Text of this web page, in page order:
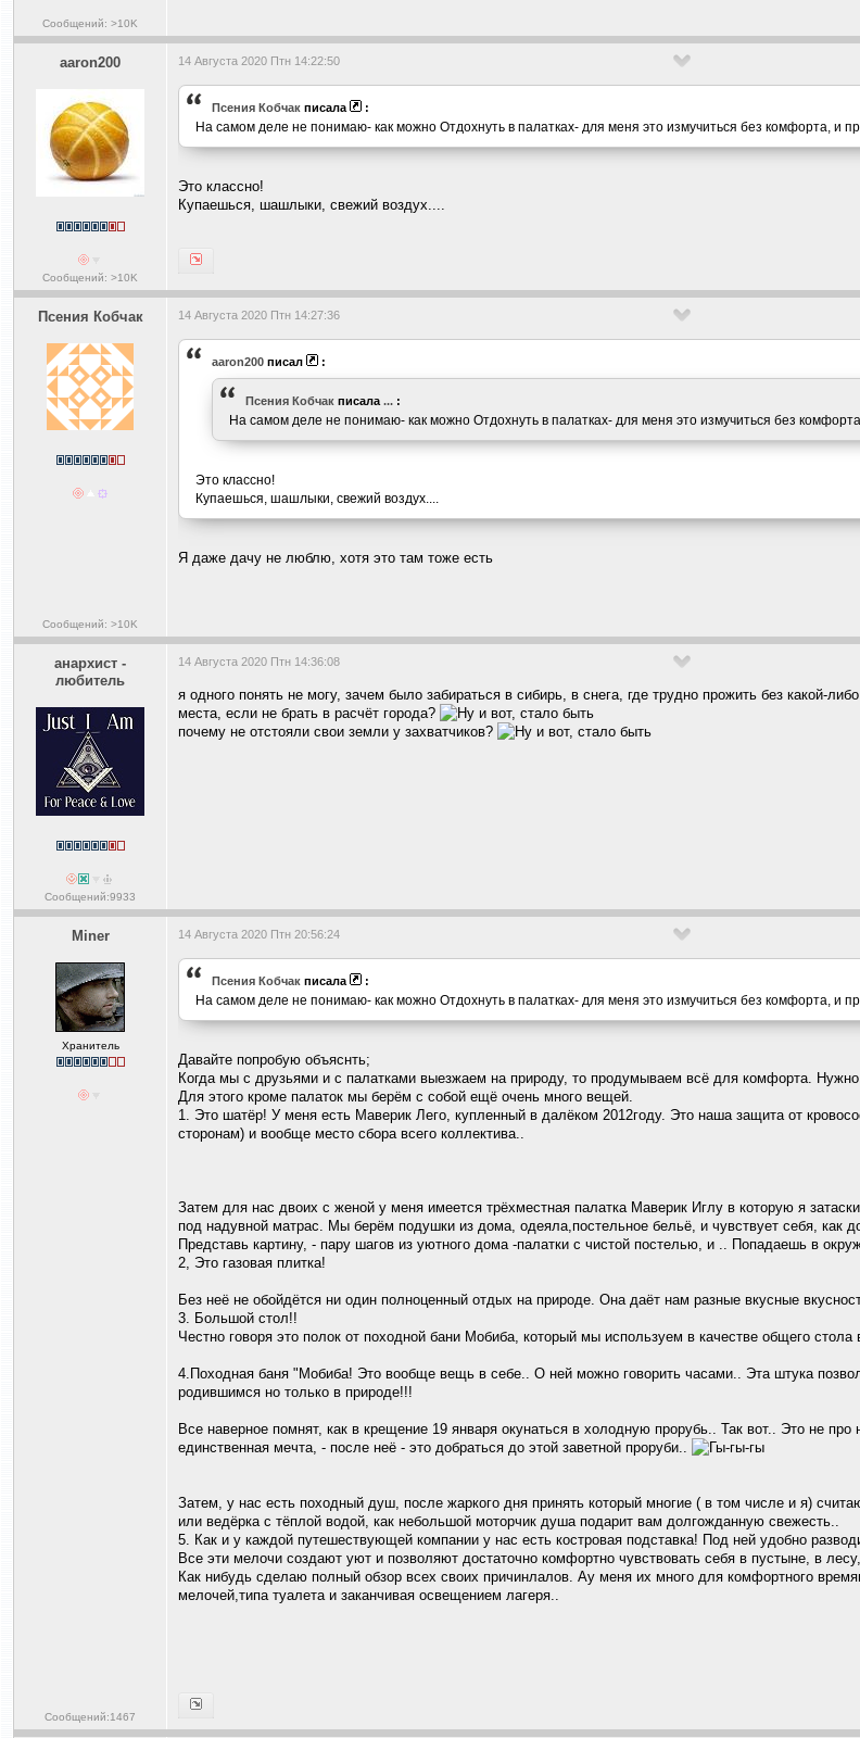
Сообщений: >10K
aaron200
Сообщений: >10K
14 Августа 2020 Птн 14:22:50
Псения Кобчак писала :
На самом деле не понимаю- как можно Отдохнуть в палатках- для меня это измучиться без комфорта, и
Это классно!
Купаешься, шашлыки, свежий воздух....
Псения Кобчак
Сообщений: >10K
14 Августа 2020 Птн 14:27:36
aaron200 писал :
Псения Кобчак писала ... :
На самом деле не понимаю- как можно Отдохнуть в палатках- для меня это измучиться без
Это классно!
Купаешься, шашлыки, свежий воздух....
Я даже дачу не люблю, хотя это там тоже есть
анархист -
любитель
Сообщений:9933
14 Августа 2020 Птн 14:36:08
я одного понять не могу, зачем было забираться в сибирь, в снега, где трудно прожить без какой-
места, если не брать в расчёт города?
почему не отстояли свои земли у захватчиков?
Miner
Хранитель
Сообщений:1467
14 Августа 2020 Птн 20:56:24
Псения Кобчак писала :
На самом деле не понимаю- как можно Отдохнуть в палатках- для меня это измучиться без комфорта, и
Давайте попробую объяснть;
Когда мы с друзьями и с палатками выезжаем на природу, то продумываем всё для комфорта.
Для этого кроме палаток мы берём с собой ещё очень много вещей.
1. Это шатёр! У меня есть Маверик Лего, купленный в далёком 2012году. Это наша защита от
сторонам) и вообще место сбора всего коллектива..
Затем для нас двоих с женой у меня имеется трёхместная палатка Маверик Иглу в которую я
под надувной матрас. Мы берём подушки из дома, одеяла,постельное бельё, и чувствует себя, как
Представь картину, - пару шагов из уютного дома -палатки с чистой постелью, и .. Попадаешь в
2, Это газовая плитка!
Без неё не обойдётся ни один полноценный отдых на природе. Она даёт нам разные вкусные
3. Большой стол!!
Честно говоря это полок от походной бани Мобиба, который мы используем в качестве общего
4.Походная баня "Мобиба! Это вообще вещь в себе.. О ней можно говорить часами.. Эта штука
родившимся но только в природе!!!
Все наверное помнят, как в крещение 19 января окунаться в холодную прорубь.. Так вот.. Это не
единственная мечта, - после неё - это добраться до этой заветной проруби..
Затем, у нас есть походный душ, после жаркого дня принять который многие ( в том числе и я)
или ведёрка с тёплой водой, как небольшой моторчик душа подарит вам долгожданную свежесть..
5. Как и у каждой путешествующей компании у нас есть костровая подставка! Под ней удобно
Все эти мелочи создают уют и позволяют достаточно комфортно чувствовать себя в пустыне, в
Как нибудь сделаю полный обзор всех своих причинлалов. Ау меня их много для комфортного
мелочей,типа туалета и заканчивая освещением лагеря..